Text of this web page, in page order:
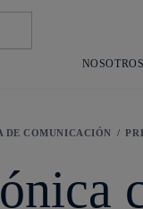
NOSOTROS
DE COMUNICACIÓN